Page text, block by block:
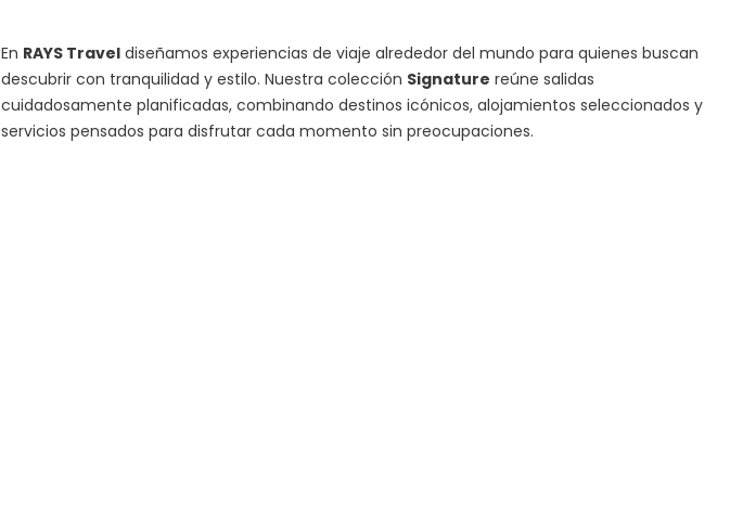
En RAYS Travel diseñamos experiencias de viaje alrededor del mundo para quienes buscan
descubrir con tranquilidad y estilo. Nuestra colección Signature reúne salidas
cuidadosamente planificadas, combinando destinos icónicos, alojamientos seleccionados y
servicios pensados para disfrutar cada momento sin preocupaciones.